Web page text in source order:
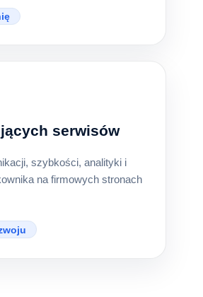
serwisów
szybkości, analityki i
na firmowych stronach